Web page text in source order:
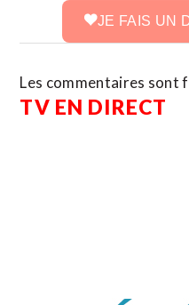
JE FAIS UN
Les commentaires sont
TV EN DIRECT